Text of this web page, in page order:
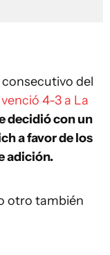
del
venció 4-3 a La
decidió con un
a favor de los
adición.
otro también